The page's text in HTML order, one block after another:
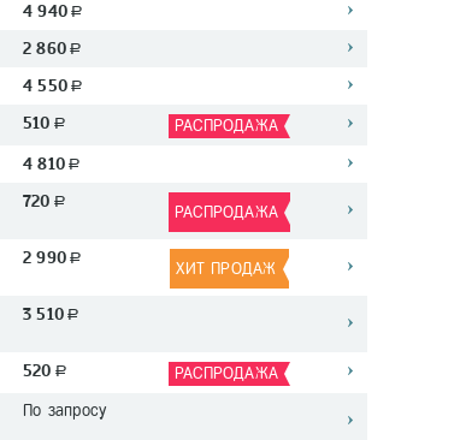
4 940 a
2 860 a
4 550 a
510 a РАСПРОДАЖА
4 810 a
720 a
РАСПРОДАЖА
2 990 a
ХИТ ПРОДАЖ
3 510 a
520 a РАСПРОДАЖА
По запросу